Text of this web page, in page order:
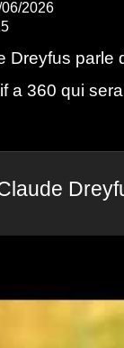
2026
Dreyfus parle
a 360 qui